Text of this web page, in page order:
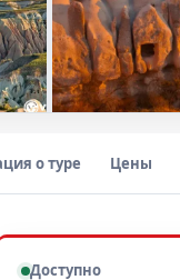
о туре Цены
Доступно